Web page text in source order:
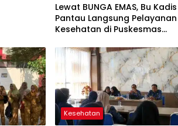
Lewat BUNGA EMAS, Bu Kadis
Pantau Langsung Pelayanan
Kesehatan di Puskesmas
Kesehatan